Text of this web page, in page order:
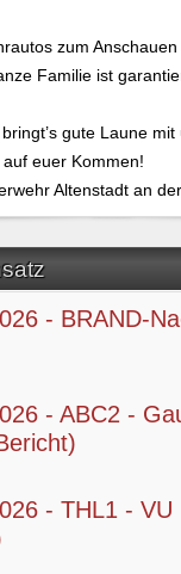
- BRAND-
- ABC2 -
- THL1 - VU
zum Anschauen
Familie ist
gute Laune
euer Kommen!
Altenstadt an